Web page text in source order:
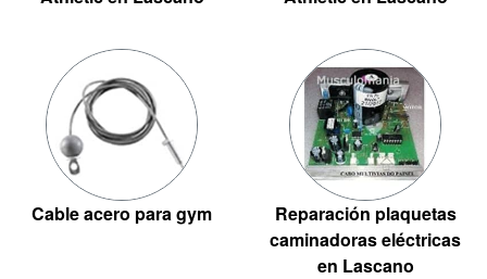
Cable acero para gym
Reparación plaquetas
caminadoras eléctricas
en Lascano